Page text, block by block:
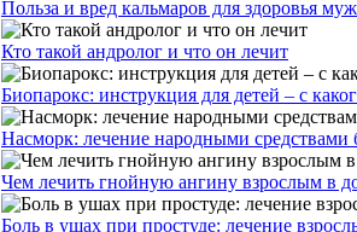
Польза и вред кальмаров для здоровья
Кто такой андролог и что он лечит
Биопарокс: инструкция для детей – с
Насморк: лечение народными
Чем лечить гнойную ангину взрослым в
Боль в ушах при простуде: лечение